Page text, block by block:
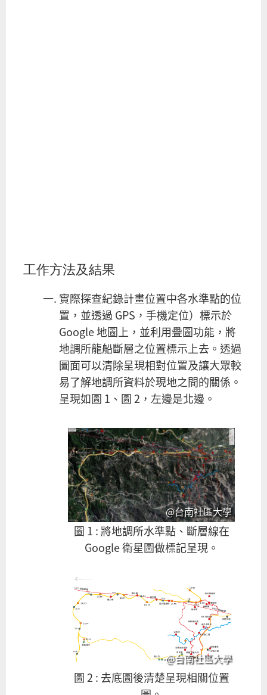
工作方法及結果
實際探查紀錄計畫位置中各水準點的位
置，並透過 GPS，手機定位）標示於
Google 地圖上，並利用疊圖功能，將
地調所龍船斷層之位置標示上去。透過
圖面可以清除呈現相對位置及讓大眾較
易了解地調所資料於現地之間的關係。
呈現如圖 1、圖 2，左邊是北邊。
@台南社區大學
圖 1 : 將地調所水準點、斷層線在
Google 衛星圖做標記呈現。
@台南社區大學
圖 2 : 去底圖後清楚呈現相關位置